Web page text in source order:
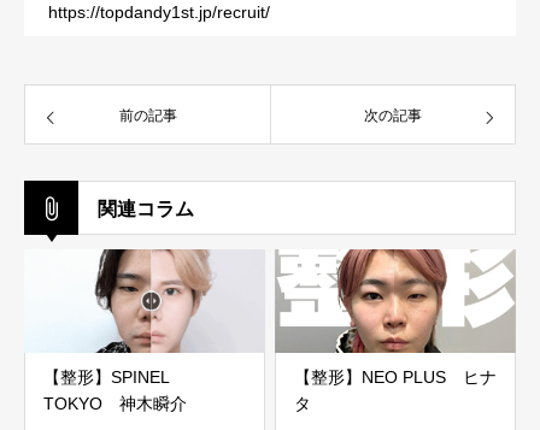
https://topdandy1st.jp/recruit/
前の記事 次の記事
関連コラム
【整形】SPINEL
TOKYO 神木瞬介
【整形】NEO PLUS ヒナ
タ